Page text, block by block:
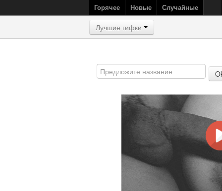
Горячее Новые Случайные
Лучшие гифки